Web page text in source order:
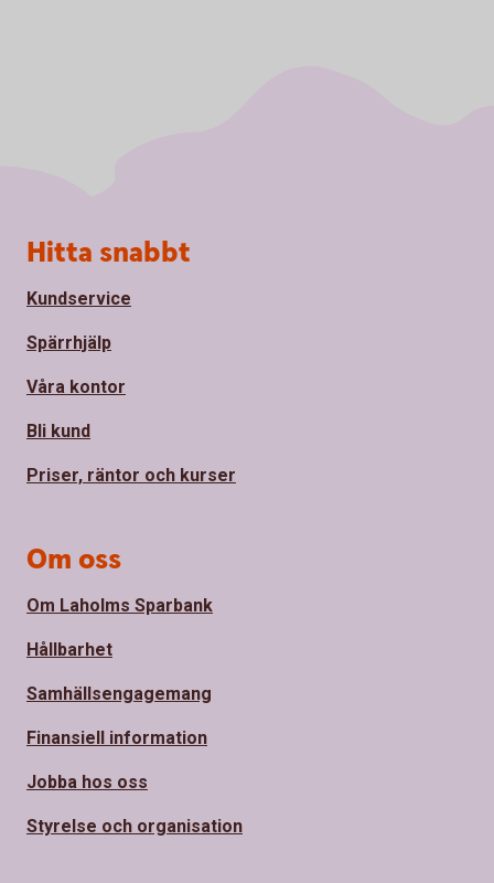
Sidfot
Hitta snabbt
Kundservice
Spärrhjälp
Våra kontor
Bli kund
Priser, räntor och kurser
Om oss
Om Laholms Sparbank
Hållbarhet
Samhällsengagemang
Finansiell information
Jobba hos oss
Styrelse och organisation